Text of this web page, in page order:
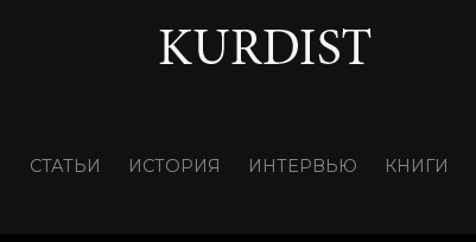
СТАТЬИ ИСТОРИЯ ИНТЕРВЬЮ КНИГИ